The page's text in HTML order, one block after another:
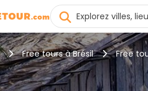
Free tours à Brésil Free